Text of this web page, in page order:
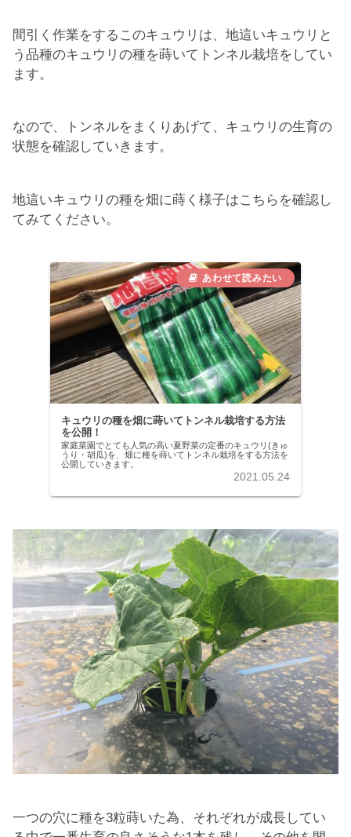
間引く作業をするこのキュウリは、地這いキュウリと
う品種のキュウリの種を蒔いてトンネル栽培をしてい
ます。
なので、トンネルをまくりあげて、キュウリの生育の
状態を確認していきます。
地這いキュウリの種を畑に蒔く様子はこちらを確認し
てみてください。
キュウリの種を畑に蒔いてトンネル栽培する方法
を公開！
家庭菜園でとても人気の高い夏野菜の定番のキュウリ(きゅ
うり・胡瓜)を、畑に種を蒔いてトンネル栽培をする方法を
公開していきます。
2021.05.24
一つの穴に種を3粒蒔いた為、それぞれが成長してい